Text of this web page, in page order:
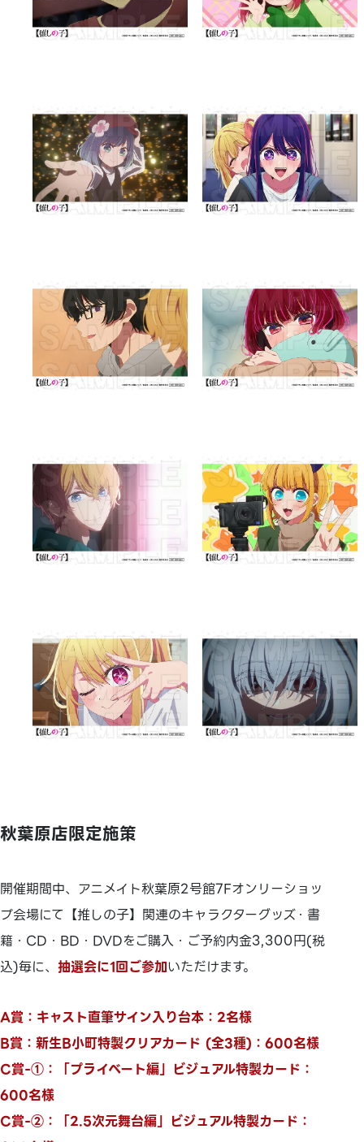
秋葉原店限定施策
開催期間中、アニメイト秋葉原2号館7Fオンリーショッ
プ会場にて【推しの子】関連のキャラクターグッズ・書
籍・CD・BD・DVDをご購入・ご予約内金3,300円(税
込)毎に、 抽選会に1回ご参加いただけます。
A賞：キャスト直筆サイン入り台本：2名様
B賞：新生B小町特製クリアカード (全3種)：600名様
C賞-①：「プライベート編」ビジュアル特製カード：
600名様
C賞-②：「2.5次元舞台編」ビジュアル特製カード：